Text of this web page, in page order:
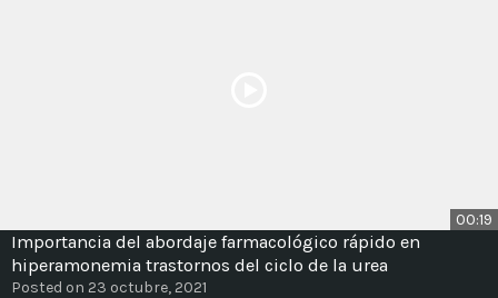
00:19
Importancia del abordaje farmacológico rápido en
hiperamonemia trastornos del ciclo de la urea
Posted on 23 octubre, 2021